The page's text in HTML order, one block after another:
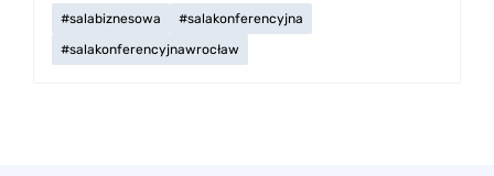
#salabiznesowa
#salakonferencyjna
#salakonferencyjnawrocław